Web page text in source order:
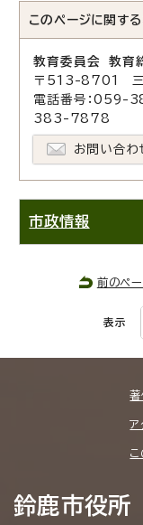
このページに関する
教育委員会 教育
〒513-8701 三
電話番号：059-
383-7878
お問い合わ
市政情報
前のペ
表示
著
ア
こ
鈴鹿市役所